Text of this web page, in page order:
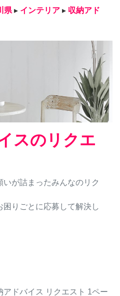
県 ▸ インテリア ▸ 収納アド
スのリクエ
が詰まったみんなのリク
りごとに応募して解決し
アドバイス リクエスト 1ペー